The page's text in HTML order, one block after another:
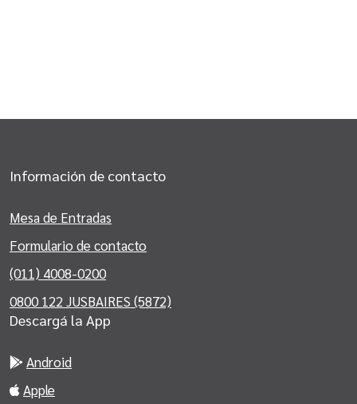
Información de contacto
Mesa de Entradas
Formulario de contacto
(011) 4008-0200
0800 122 JUSBAIRES (5872)
Descargá la App
Android
Apple